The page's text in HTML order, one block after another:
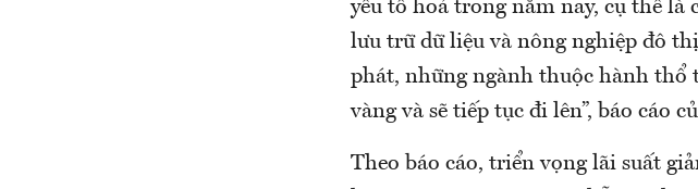
yếu tố hoả trong năm nay, cụ thể là
lưu trữ dữ liệu và nông nghiệp đô
phát, những ngành thuộc hành thổ
vàng và sẽ tiếp tục đi lên”, báo cáo
Theo báo cáo, triển vọng lãi suất